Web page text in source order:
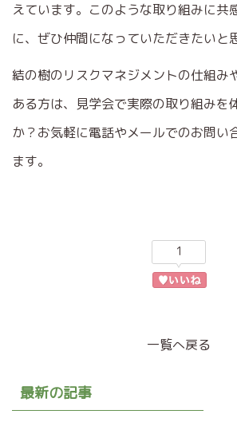
えています。このような取り組みに共
に、ぜひ仲間になっていただきたいと
結の樹のリスクマネジメントの仕組み
ある方は、見学会で実際の取り組みを
か？お気軽に電話やメールでのお問い
ます。
1
一覧へ戻る
最新の記事